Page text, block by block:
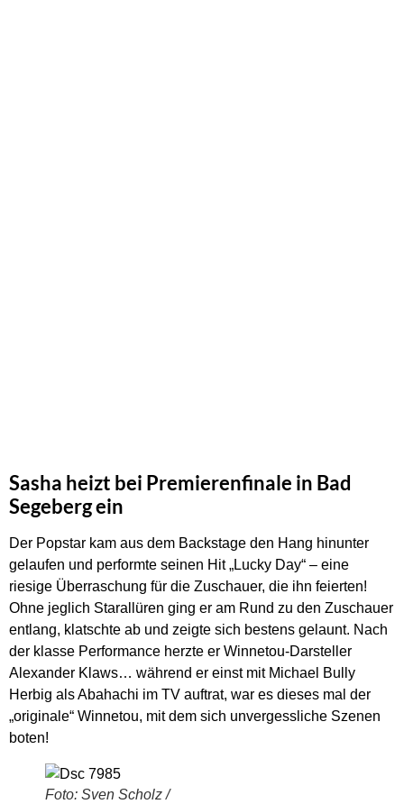
Sasha heizt bei Premierenfinale in Bad
Segeberg ein
Der Popstar kam aus dem Backstage den Hang hinunter
gelaufen und performte seinen Hit „Lucky Day“ – eine
riesige Überraschung für die Zuschauer, die ihn feierten!
Ohne jeglich Starallüren ging er am Rund zu den Zuschauer
entlang, klatschte ab und zeigte sich bestens gelaunt. Nach
der klasse Performance herzte er Winnetou-Darsteller
Alexander Klaws… während er einst mit Michael Bully
Herbig als Abahachi im TV auftrat, war es dieses mal der
„originale“ Winnetou, mit dem sich unvergessliche Szenen
boten!
Foto: Sven Scholz /